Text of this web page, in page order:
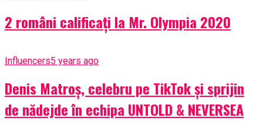
2 români calificați la Mr. Olympia 2020
Influencers5 years ago
Denis Matroș, celebru pe TikTok și sprijin
de nădejde în echipa UNTOLD & NEVERSEA